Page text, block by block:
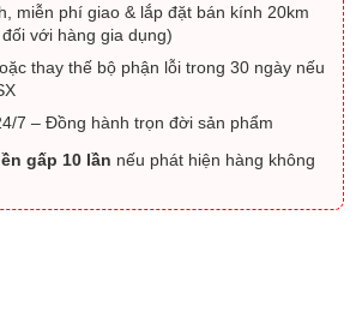
miễn phí giao & lắp đặt bán kính 20km
với hàng gia dụng)
thay thế bộ phận lỗi trong 30 ngày nếu
7 – Đồng hành trọn đời sản phẩm
gấp 10 lần nếu phát hiện hàng không